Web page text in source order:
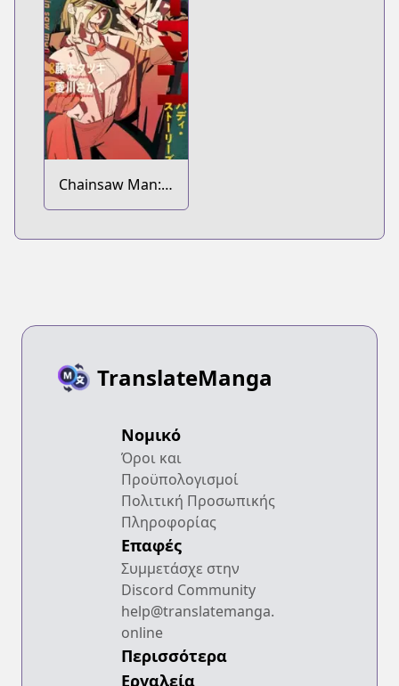
Chainsaw Man:
Buddy Stories
TranslateManga
Νομικό
Όροι και
Προϋπολογισμοί
Πολιτική Προσωπικής
Πληροφορίας
Επαφές
Συμμετάσχε στην
Discord Community
help@translatemanga.
online
Περισσότερα
Εργαλεία